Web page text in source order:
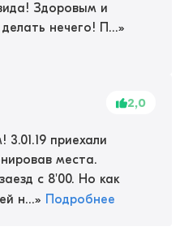
Здоровым и
нечего! П...»
2,0
приехали
места.
с 8'00. Но как
н...» Подробнее